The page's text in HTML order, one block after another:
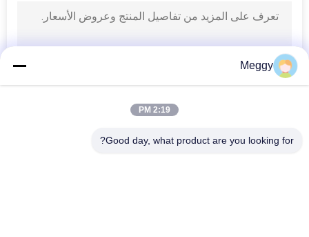
Meggy
2:19 PM
Good day, what product are you looking for?